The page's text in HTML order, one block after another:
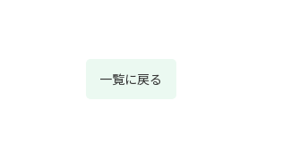
一覧に戻る